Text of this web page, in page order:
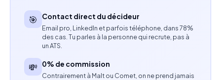
digitaux et CRM
Animer les ateliers de cadrage et de conception
avec les équipes métiers, IT, architecture,
production et partenaires externes
🎯 Contact direct du décideur
Email pro, LinkedIn et parfois téléphone, dans 78%
des cas. Tu parles à la personne qui recrute, pas à
un ATS.
💸 0% de commission
Contrairement à Malt ou Comet, on ne prend jamais